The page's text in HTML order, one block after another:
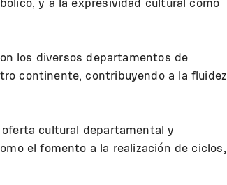
los diversos departamentos de
continente, contribuyendo a la fluidez
cultural departamental y
el fomento a la realización de ciclos,